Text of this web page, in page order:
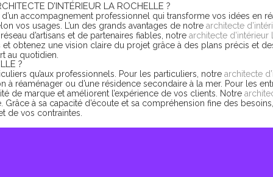
D’INTÉRIEUR LA ROCHELLE ?
d’un accompagnement professionnel qui transforme vos idées en
vos usages. L’un des grands avantages de notre architecte
d’artisans et de partenaires fiables, notre architecte d’intérieur
obtenez une vision claire du projet grâce à des plans précis et
au quotidien.
?
qu’aux professionnels. Pour les particuliers, notre architecte
à réaménager ou d’une résidence secondaire à la mer. Pour les
de marque et améliorent l’expérience de vos clients. Notre
à sa capacité d’écoute et sa compréhension fine des
de vos contraintes.